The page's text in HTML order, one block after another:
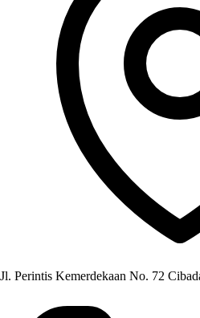
Jl. Perintis Kemerdekaan No. 72